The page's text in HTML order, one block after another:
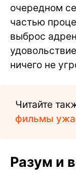
очередном
частью
выброс
ничего не
Читайте
фильмы
Разум и